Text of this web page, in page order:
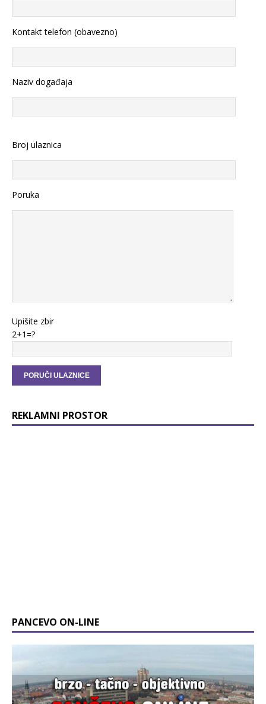
Kontakt telefon (obavezno)
Naziv događaja
Broj ulaznica
Poruka
Upišite zbir
2+1=?
REKLAMNI PROSTOR
PANCEVO ON-LINE